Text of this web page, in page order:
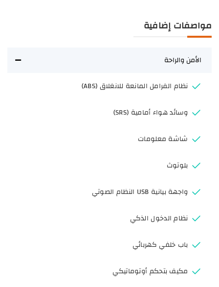
مواصفات إضافية
الأمن والراحة
نظام الفرامل المانعة للانغلاق (ABS)
وسائد هواء أمامية (SRS)
شاشة معلومات
بلوتوث
واجهة بيانية USB النظام الصوتي
نظام الدخول الذكي
باب خلفي كهربائي
مكيف بتحكم أوتوماتيكي